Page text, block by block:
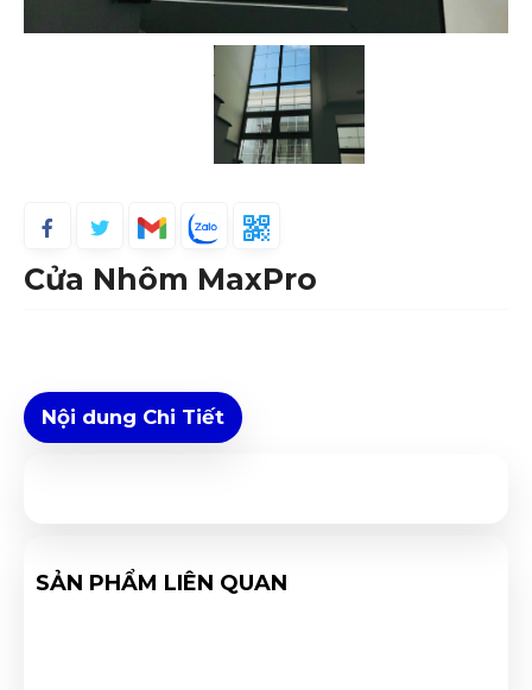
Cửa Nhôm MaxPro
Nội dung Chi Tiết
SẢN PHẨM LIÊN QUAN